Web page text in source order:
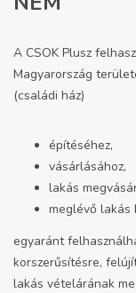
A CSOK Plusz
Magyarország
(családi ház)
építéséhez,
vásárlásához,
lakás
meglévő lakás
egyaránt
korszerűsítésre,
lakás vételárának